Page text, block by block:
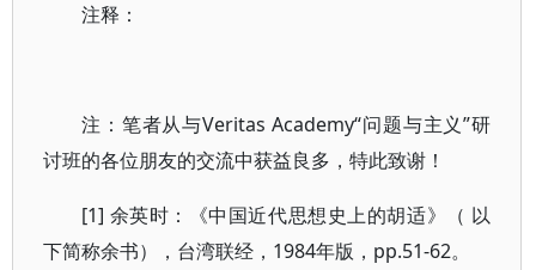
注释：
注：笔者从与Veritas Academy“问题与主义”研
讨班的各位朋友的交流中获益良多，特此致谢！
[1] 余英时：《中国近代思想史上的胡适》（ 以
下简称余书），台湾联经，1984年版，pp.51-62。